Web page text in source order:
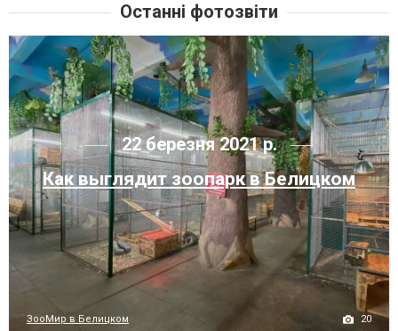
Останні фотозвіти
22 березня 2021 р.
Как выглядит зоопарк в Белицком
ЗооМир в Белицком 20